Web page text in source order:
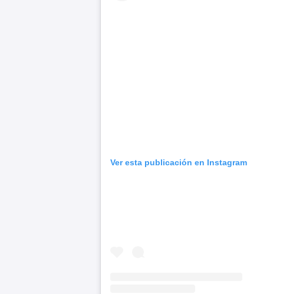
Ver esta publicación en Instagram